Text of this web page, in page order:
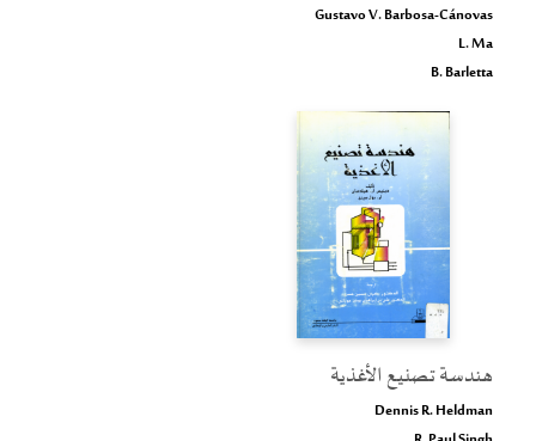
Gustavo V. Barbosa-Cánovas
L. Ma
B. Barletta
هندسة تصنيع الأغذية
Dennis R. Heldman